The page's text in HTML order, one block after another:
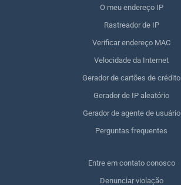
O meu endereço IP
Rastreador de IP
Verificar endereço MAC
Velocidade da Internet
Gerador de cartões de crédito
Gerador de IP aleatório
Gerador de agente de usuário
Perguntas frequentes
Entre em contato conosco
Denunciar violação